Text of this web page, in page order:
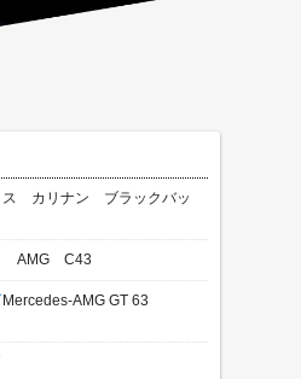
ス カリナン ブラックバッ
AMG C43
Mercedes-AMG GT 63